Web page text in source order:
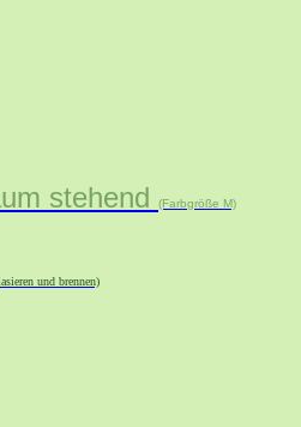
stehend (Farbgröße M)
und brennen)